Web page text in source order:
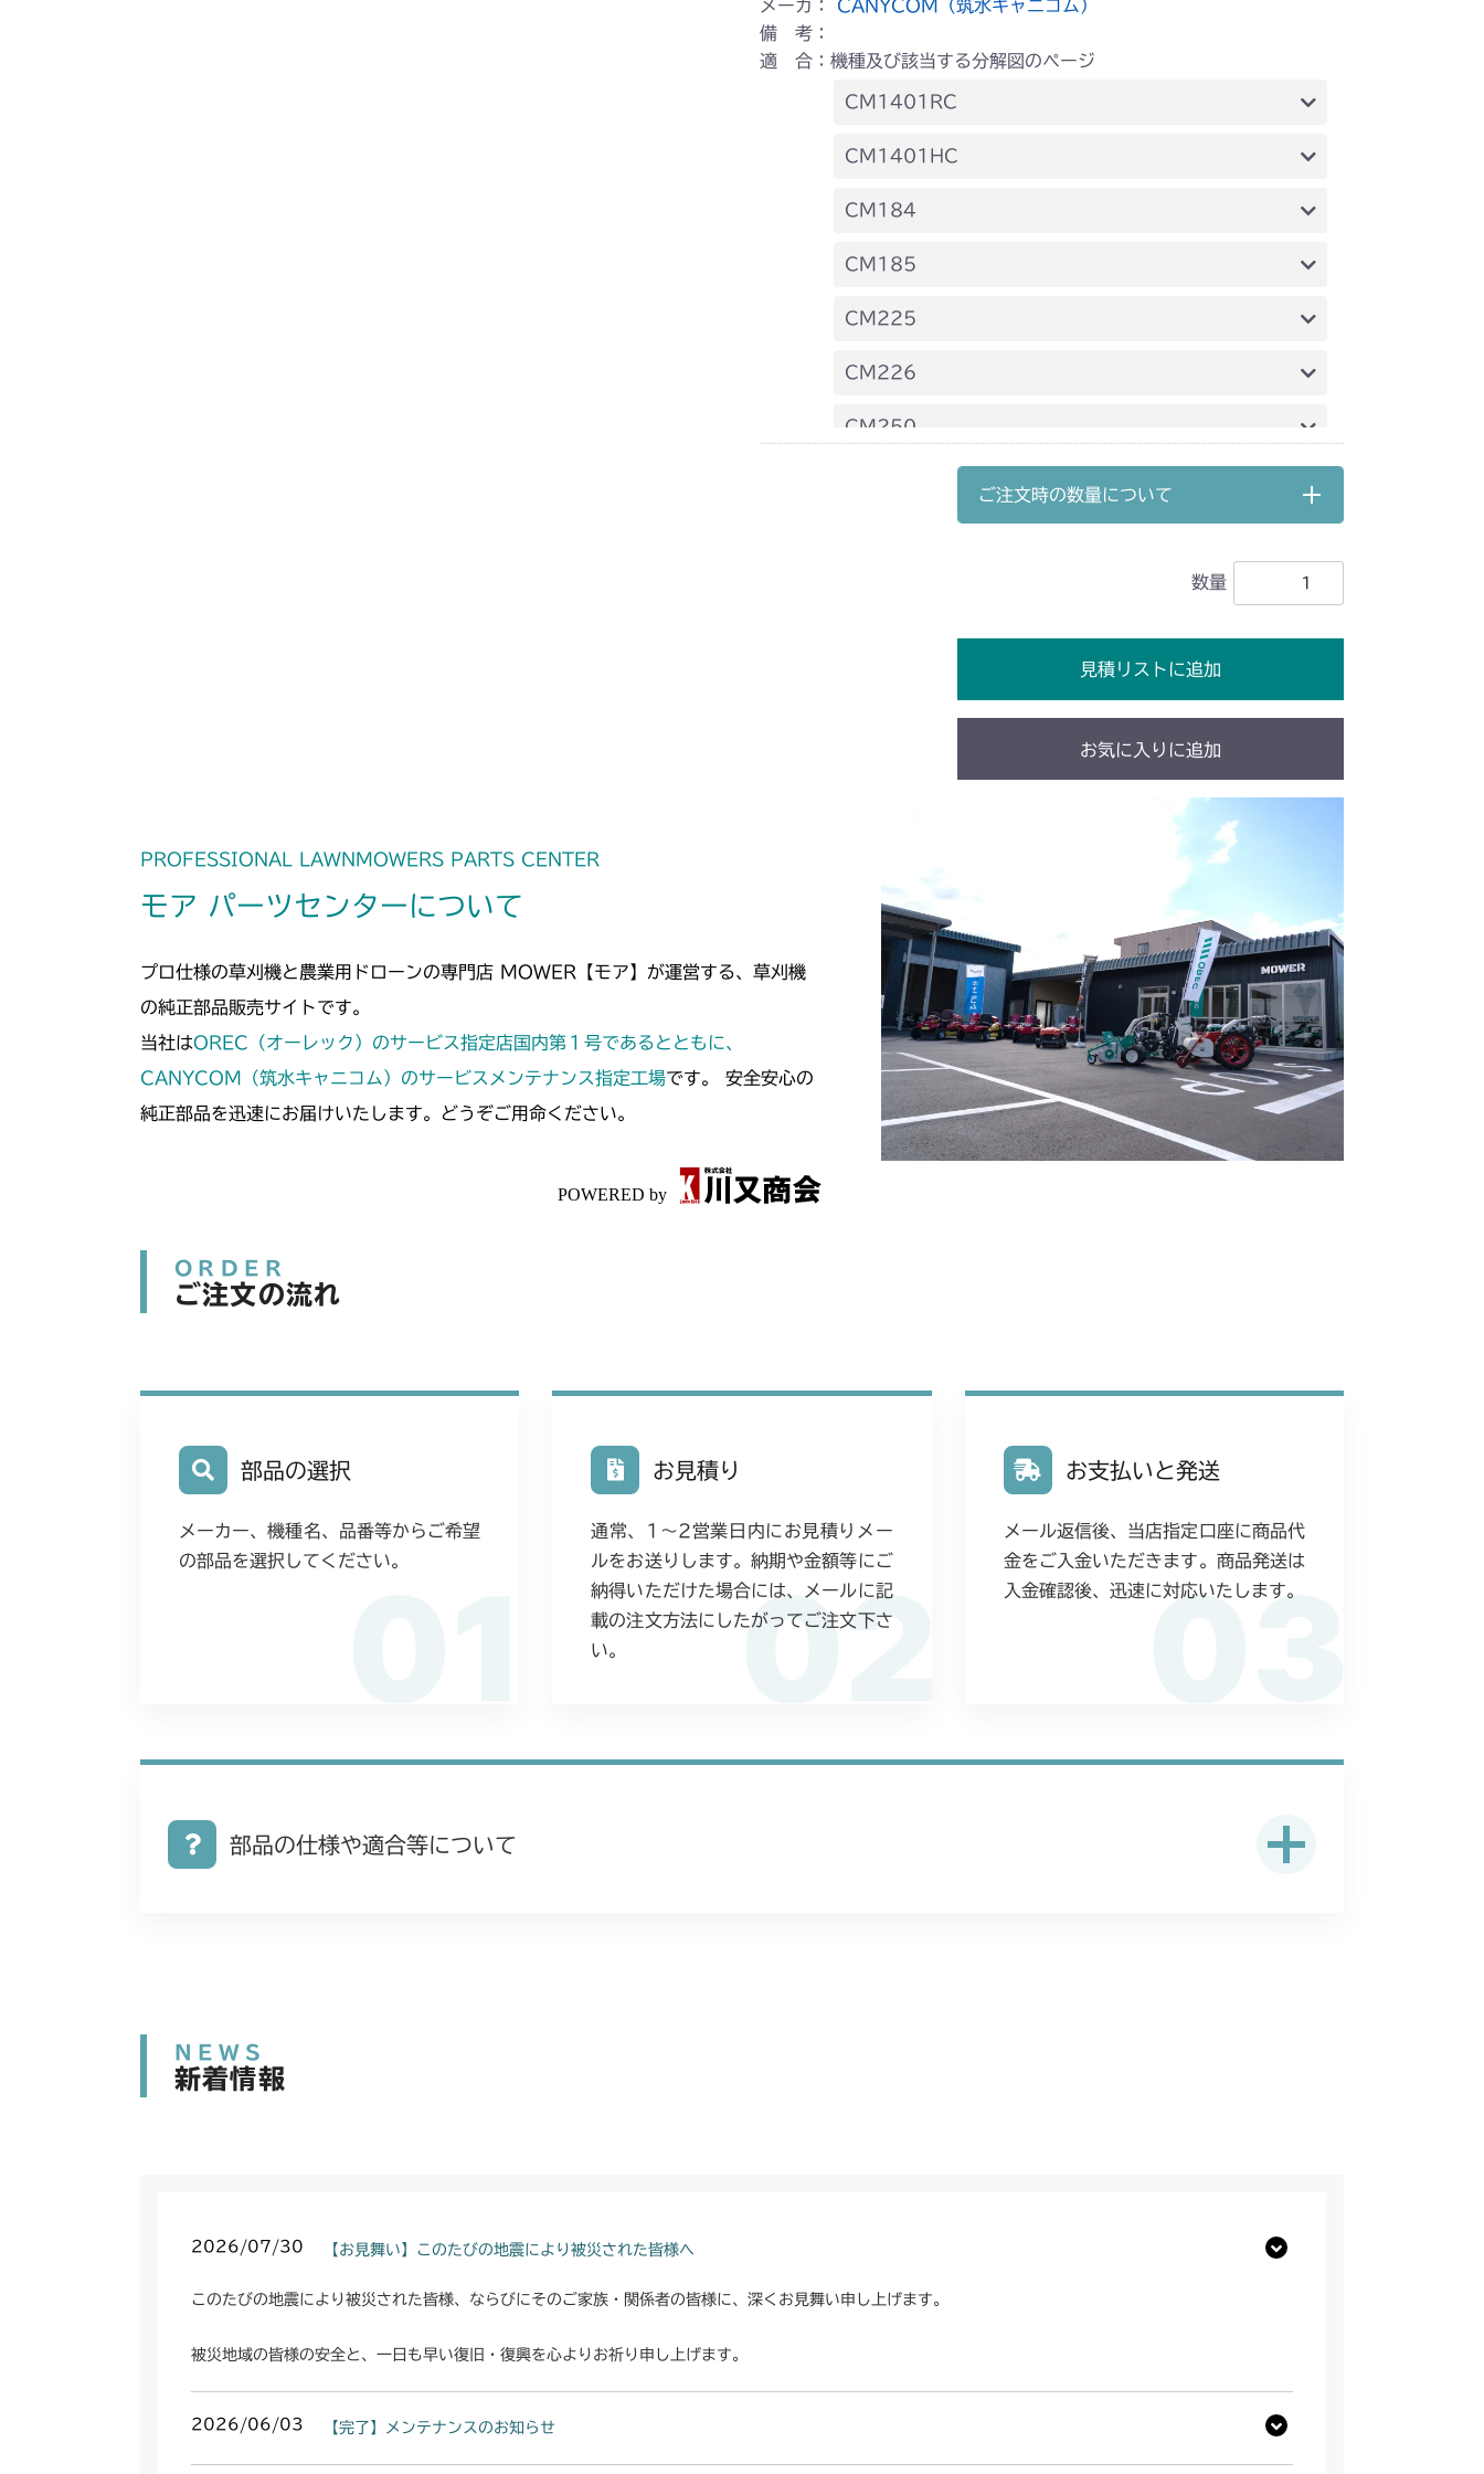
メーカ： CANYCOM（筑水キャニコム）
備 考：
適 合：機種及び該当する分解図のページ
CM1401RC
本体 FIG17 副変速レバー
CM1401HC
本体 FIG20 副変速レバー
CM184
本体 FIG25 副変速レバー
CM185
本体 FIG20 副変速レバー
CM225
本体 FIG31 副変速レバー
CM226
本体 FIG28 副変速レバー
CM250
本体 FIG28 副変速レバー
CM2201YCV/YCS
本体 FIG21 副変速レバー
CMX1402RC
本体 FIG18 副変速レバー
CMX1402HC
本体 FIG21 副変速レバー
CMX186
本体 FIG21 副変速レバー
CMX224
本体 FIG29 副変速レバー
CMX227
本体 FIG27 副変速レバー
CMX2202YC
本体 FIG36 副変速レバー
CMX2202YCV/YCS
本体 FIG26 副変速レバー
CMX2404HC/V/S
本体 FIG21 副変速レバー
CMX2502
ご注文時の数量について
数量
見積リストに追加
お気に入りに追加
PROFESSIONAL LAWNMOWERS PARTS CENTER
モア パーツセンターについて
プロ仕様の草刈機と農業用ドローンの専門店 MOWER【モア】が運営する、草刈機
の純正部品販売サイトです。
当社はOREC（オーレック）のサービス指定店国内第１号であるとともに、
CANYCOM（筑水キャニコム）のサービスメンテナンス指定工場です。 安全安心の
純正部品を迅速にお届けいたします。どうぞご用命ください。
ORDER
ご注文の流れ
部品の選択
メーカー、機種名、品番等からご希望
の部品を選択してください。
02
お見積り
通常、1〜2営業日内にお見積りメー
ルをお送りします。納期や金額等にご
納得いただけた場合には、メールに記
載の注文方法にしたがってご注文下さ
い。
03
お支払いと発送
メール返信後、当店指定口座に商品代
金をご入金いただきます。商品発送は
入金確認後、迅速に対応いたします。
部品の仕様や適合等について
NEWS
新着情報
2026/07/30 【お見舞い】このたびの地震により被災された皆様へ
このたびの地震により被災された皆様、ならびにそのご家族・関係者の皆様に、深くお見舞い申し上げます。
被災地域の皆様の安全と、一日も早い復旧・復興を心よりお祈り申し上げます。
2026/06/03 【完了】メンテナンスのお知らせ